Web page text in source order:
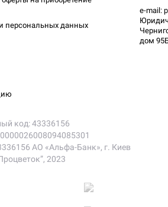
персональных данных
e-mail:
дом
код: 43336156
АО «Альфа-Банк», г. Киев
2023